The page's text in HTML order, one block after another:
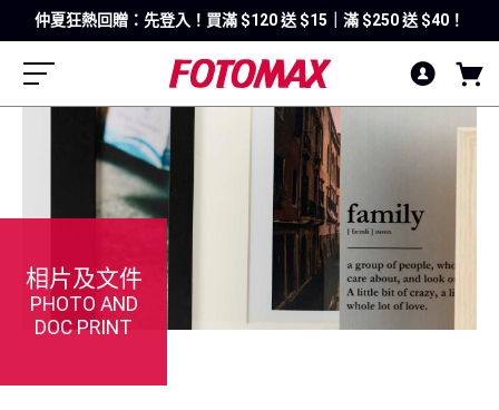
仲夏狂熱回贈：先登入！買滿 $120 送 $15｜滿 $250 送 $40！
相片及文件
PHOTO AND
DOC PRINT